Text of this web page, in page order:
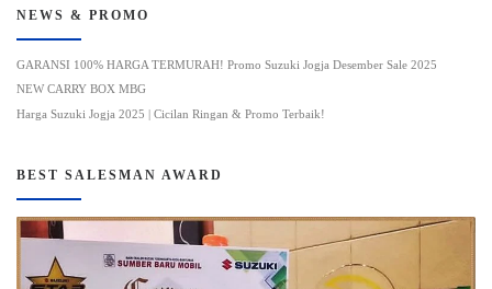
NEWS & PROMO
GARANSI 100% HARGA TERMURAH! Promo Suzuki Jogja Desember Sale 2025
NEW CARRY BOX MBG
Harga Suzuki Jogja 2025 | Cicilan Ringan & Promo Terbaik!
BEST SALESMAN AWARD